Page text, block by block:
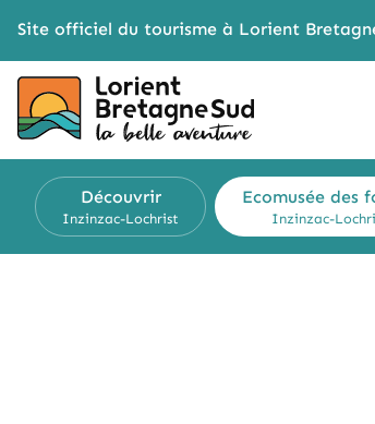
Site officiel du tourisme à Lorient
Découvrir
Inzinzac-Lochrist
Ecomusée des
Inzinzac-